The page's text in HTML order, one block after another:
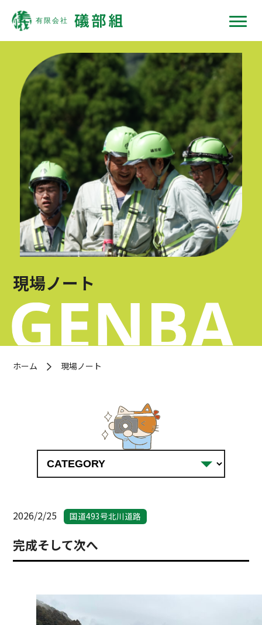
礒部組について
現場ではたらくひと
現場ではたらく機械
現場ノート
採用情報
協力会社の皆様へ
OFFICIAL SNS
現場ノート
ホーム 現場ノート
2026/2/25 国道493号北川道路
完成そして次へ